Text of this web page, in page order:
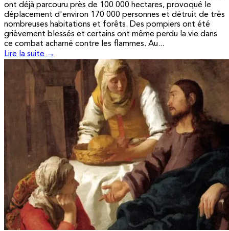
ont déjà parcouru près de 100 000 hectares, provoqué le
déplacement d'environ 170 000 personnes et détruit de très
nombreuses habitations et forêts. Des pompiers ont été
grièvement blessés et certains ont même perdu la vie dans
ce combat acharné contre les flammes. Au...
Lire la suite →